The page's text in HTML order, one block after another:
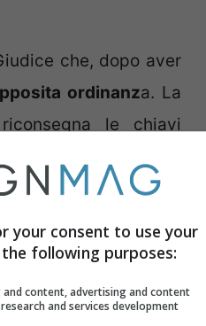
che, dopo aver
ordinanza. La
le chiavi
succedere?
le dirette
amministrativo e
your consent to use your
following purposes:
content, advertising and content
and services development